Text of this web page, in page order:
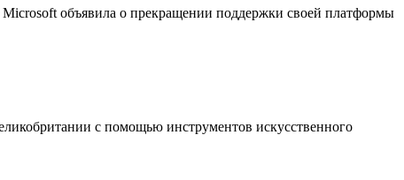
объявила о прекращении поддержки своей платформы
с помощью инструментов искусственного